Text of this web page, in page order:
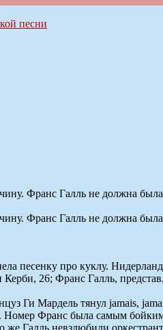
Франс Галль не должна
Франс Галль не должна
песенку про куклу.
26; Франс Галль,
Ги Мардель тянул jamais,
Франс была самым
Галль невзлюбили